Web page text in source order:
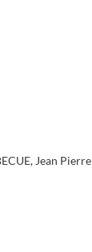
Jean Pierre